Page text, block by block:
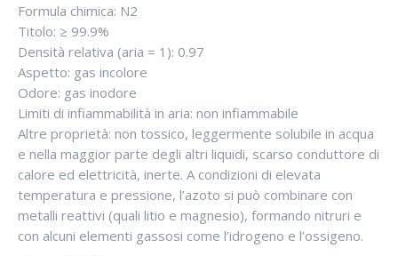
Formula chimica: N2
Titolo: ≥ 99.9%
Densità relativa (aria = 1): 0.97
Aspetto: gas incolore
Odore: gas inodore
Limiti di infiammabilità in aria: non infiammabile
Altre proprietà: non tossico, leggermente solubile in acqua
e nella maggior parte degli altri liquidi, scarso conduttore di
calore ed elettricità, inerte. A condizioni di elevata
temperatura e pressione, l’azoto si può combinare con
metalli reattivi (quali litio e magnesio), formando nitruri e
con alcuni elementi gassosi come l’idrogeno e l’ossigeno.